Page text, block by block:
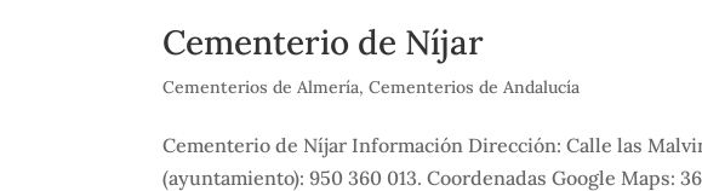
Cementerio de Níjar
Cementerios de Almería,Cementerios de Andalucía
Cementerio de Níjar Información Dirección: Calle las
(ayuntamiento): 950 360 013. Coordenadas Google Maps: